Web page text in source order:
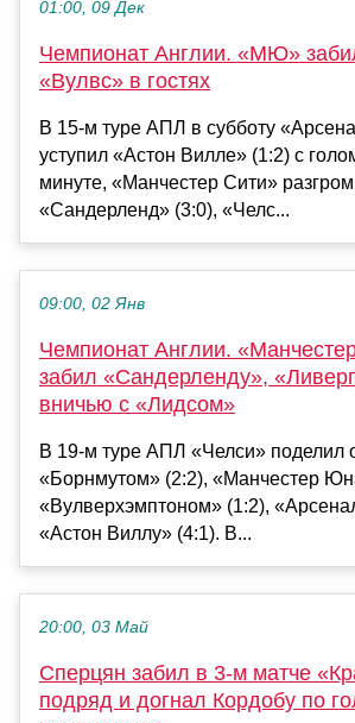
01:00, 09 Дек
Чемпионат Англии. «МЮ»
«Вулвс» в гостях
В 15-м туре АПЛ в субботу
уступил «Астон Вилле» (1:2) с
минуте, «Манчестер Сити»
«Сандерленд» (3:0), «Челс...
09:00, 02 Янв
Чемпионат Англии.
забил «Сандерленду»,
вничью с «Лидсом»
В 19-м туре АПЛ «Челси» поделил
«Борнмутом» (2:2), «Манчестер
«Вулверхэмптоном» (1:2),
«Астон Виллу» (4:1). В...
20:00, 03 Май
Сперцян забил в 3-м матче
подряд и догнал Кордобу по